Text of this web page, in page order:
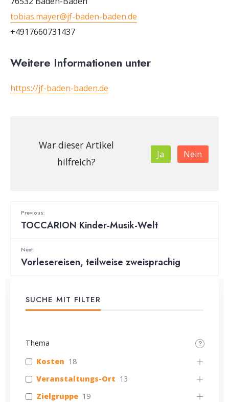
tobias.mayer@jf-baden-baden.de
+4917660731437
Weitere Informationen unter
https://jf-baden-baden.de
War dieser Artikel
hilfreich?
Ja Nein
Previous:
TOCCARION Kinder-Musik-Welt
Next:
Vorlesereisen, teilweise zweisprachig
SUCHE MIT FILTER
Thema
Kosten 18
Veranstaltungs-Ort 13
Zielgruppe 19